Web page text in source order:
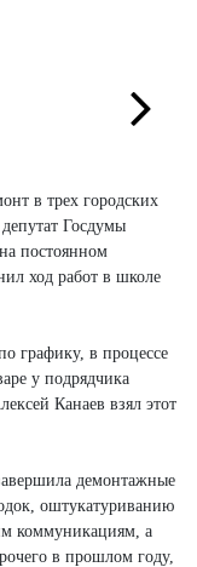
в трех городских
Госдумы
постоянном
ход работ в школе
графику, в процессе
у подрядчика
Канаев взял этот
демонтажные
оштукатуриванию
коммуникациям, а
в прошлом году,